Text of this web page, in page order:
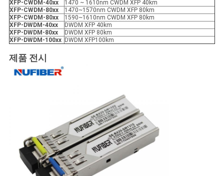
XFP-CWDM-40xx
1470 ~ 1610nm CWDM XFP 40km
XFP-CWDM-80xx
1470~1570nm CWDM XFP 80km
XFP-CWDM-80xx
1590~1610nm CWDM XFP 80km
XFP- DWDM-40xx
DWDM XFP 40km
XFP- DWDM-80xx
DWDM XFP 80km
XFP- DWDM-100xx DWDM XFP100km
제품 전시